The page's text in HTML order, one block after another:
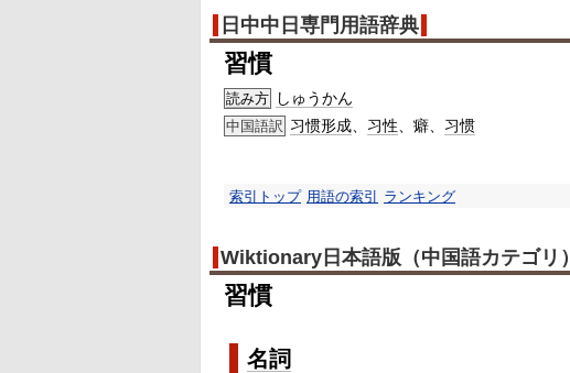
日中中日専門用語辞典
習慣
読み方 しゅうかん
中国語訳 习惯形成 习性 、癖、 习惯
索引トップ 用語の索引 ランキング
Wiktionary日本語版（中国語カテゴリ）
習慣
名詞